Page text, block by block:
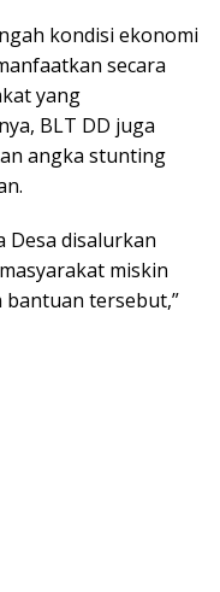
kondisi ekonomi
secara
yang
BLT DD juga
angka stunting
Desa disalurkan
miskin
tersebut,”